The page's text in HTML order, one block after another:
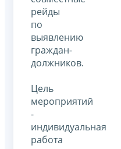
рейды
по
выявлению
граждан-
должников.
Цель
мероприятий
-
индивидуальная
работа